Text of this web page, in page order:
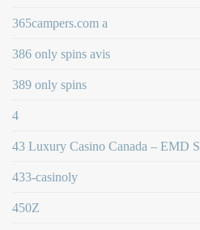
365campers.com a
386 only spins avis
389 only spins
4
43 Luxury Casino Canada – EMD S
433-casinoly
450Z